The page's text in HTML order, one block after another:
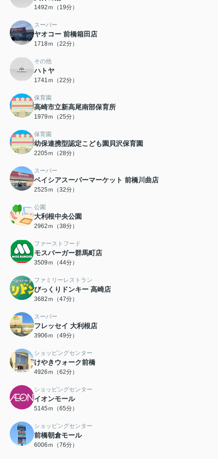
1492ｍ（19分）
スーパー
ヤオコー 前橋箱田店
1718ｍ（22分）
その他
ハトヤ
1741ｍ（22分）
保育園
高崎市立新高尾南部保育所
1979ｍ（25分）
保育園
幼保連携型認定こども園貝沢保育園
2205ｍ（28分）
スーパー
ベイシアスーパーマーケット 前橋川曲店
2525ｍ（32分）
公園
大利根中央公園
2962ｍ（38分）
ファーストフード
モスバーガー群馬町店
3509ｍ（44分）
ファミリーレストラン
びっくりドンキー 高崎店
3682ｍ（47分）
スーパー
フレッセイ 大利根店
3906ｍ（49分）
ショッピングセンター
けやきウォーク前橋
4926ｍ（62分）
ショッピングセンター
イオンモール
5145ｍ（65分）
ショッピングセンター
前橋朝倉モール
6006ｍ（76分）